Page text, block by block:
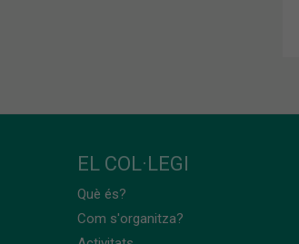
EL COL·LEGI
Què és?
Com s'organitza?